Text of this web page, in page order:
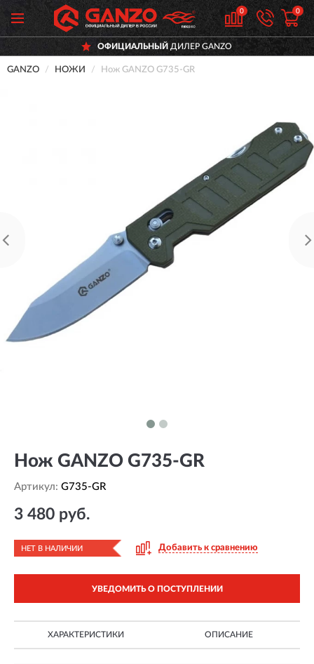
0 0
ОФИЦИАЛЬНЫЙ ДИЛЕР GANZO
GANZO НОЖИ Нож GANZO G735-GR
Нож GANZO G735-GR
Артикул: G735-GR
3 480 руб.
НЕТ В НАЛИЧИИ Добавить к сравнению
УВЕДОМИТЬ О ПОСТУПЛЕНИИ
ХАРАКТЕРИСТИКИ ОПИСАНИЕ